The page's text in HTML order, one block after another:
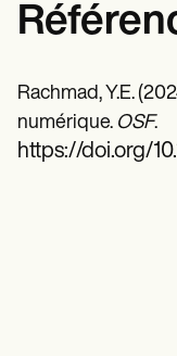
Rachmad, Y.E.
numérique. OSF.
https://doi.org/